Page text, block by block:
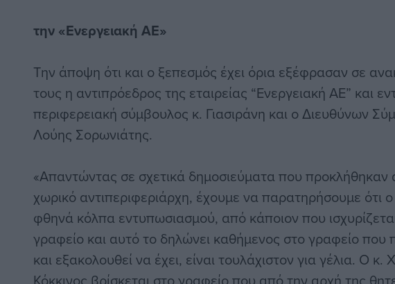
την «Ενεργειακή ΑΕ»
Την άποψη ότι και ο ξεπεσμός έχει όρια εξέφρασαν σε
τους η αντιπρόεδρος της εταιρείας “Ενεργειακή ΑΕ” και
περιφερειακή σύμβουλος κ. Γιασιράνη και ο Διευθύνων
Λούης Σορωνιάτης.
«Απαντώντας σε σχετικά δημοσιεύματα που προκλήθηκαν
χωρικό αντιπεριφεριάρχη, έχουμε να παρατηρήσουμε ότι
φθηνά κόλπα εντυπωσιασμού, από κάποιον που ισχυρίζεται
γραφείο και αυτό το δηλώνει καθήμενος στο γραφείο που
και εξακολουθεί να έχει, είναι τουλάχιστον για γέλια. Ο